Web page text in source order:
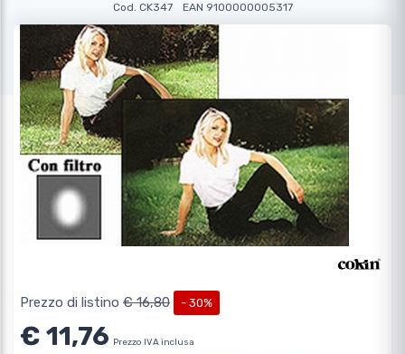
Cod. CK347 EAN 9100000005317
Prezzo di listino € 16,80 - 30%
€ 11,76 Prezzo IVA inclusa